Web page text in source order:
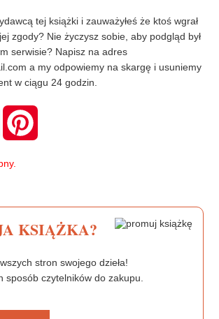
tej książki i zauważyłeś że ktoś wgrał
zgody? Nie życzysz sobie, aby podgląd był
serwisie? Napisz na adres
a my odpowiemy na skargę i usuniemy
w ciągu 24 godzin.
T
w
e
KSIĄŻKA?
stron swojego dzieła!
sposób czytelników do zakupu.